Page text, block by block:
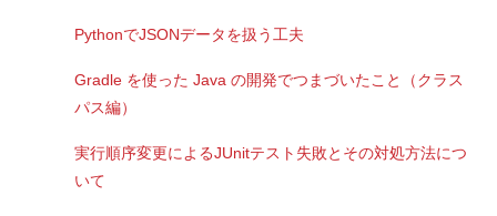
PythonでJSONデータを扱う工夫
Gradle を使った Java の開発でつまづいたこと（クラス
パス編）
実行順序変更によるJUnitテスト失敗とその対処方法につ
いて